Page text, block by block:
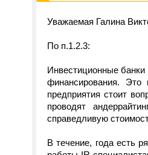
Уважаемая Галина
По п.1.2.3:
Инвестиционные
финансирования.
предприятия стоит
проводят
справедливую
В течение, года есть